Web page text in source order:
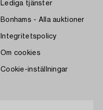
Lediga tjänster
Bonhams - Alla auktioner
Integritetspolicy
Om cookies
Cookie-inställningar